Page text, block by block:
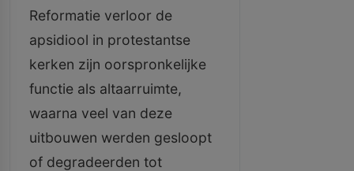
Reformatie verloor de
apsidiool in protestantse
kerken zijn oorspronkelijke
functie als altaarruimte,
waarna veel van deze
uitbouwen werden gesloopt
of degradeerden tot